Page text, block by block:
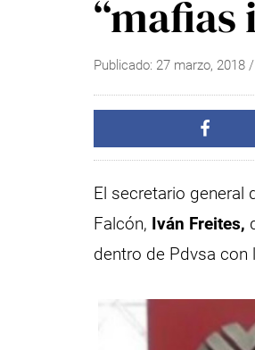
Publicado: 27 marzo, 2018 /
El secretario general
Falcón, Iván Freites,
dentro de Pdvsa con